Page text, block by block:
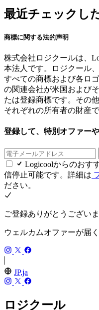
最近チェックし
商標に関する法的声明
株式会社ロジクールは、
本法人です。ロジクール
すべての商標および各ロ
の関連会社が米国および
たは登録商標です。その
それぞれの所有者の財産
登録して、特別オファー
Logicoolからのおす
信停止可能です。詳細は
ださい。
ご登録ありがとうございま
ウェルカムオファーが届
JP,ja
ロジクール